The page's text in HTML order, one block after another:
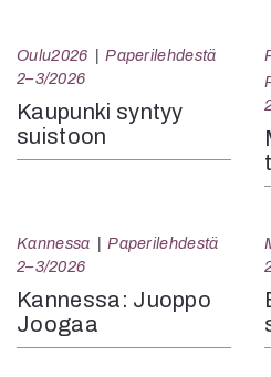
Oulu2026
Paperilehdestä
2–3/2026
Kaupunki syntyy
suistoon
Kannessa
Paperilehdestä
2–3/2026
Kannessa: Juoppo
Joogaa